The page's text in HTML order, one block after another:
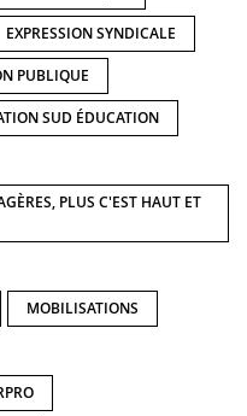
EXPRESSION SYNDICALE
PUBLIQUE
SUD ÉDUCATION
PLUS C'EST HAUT ET
MOBILISATIONS